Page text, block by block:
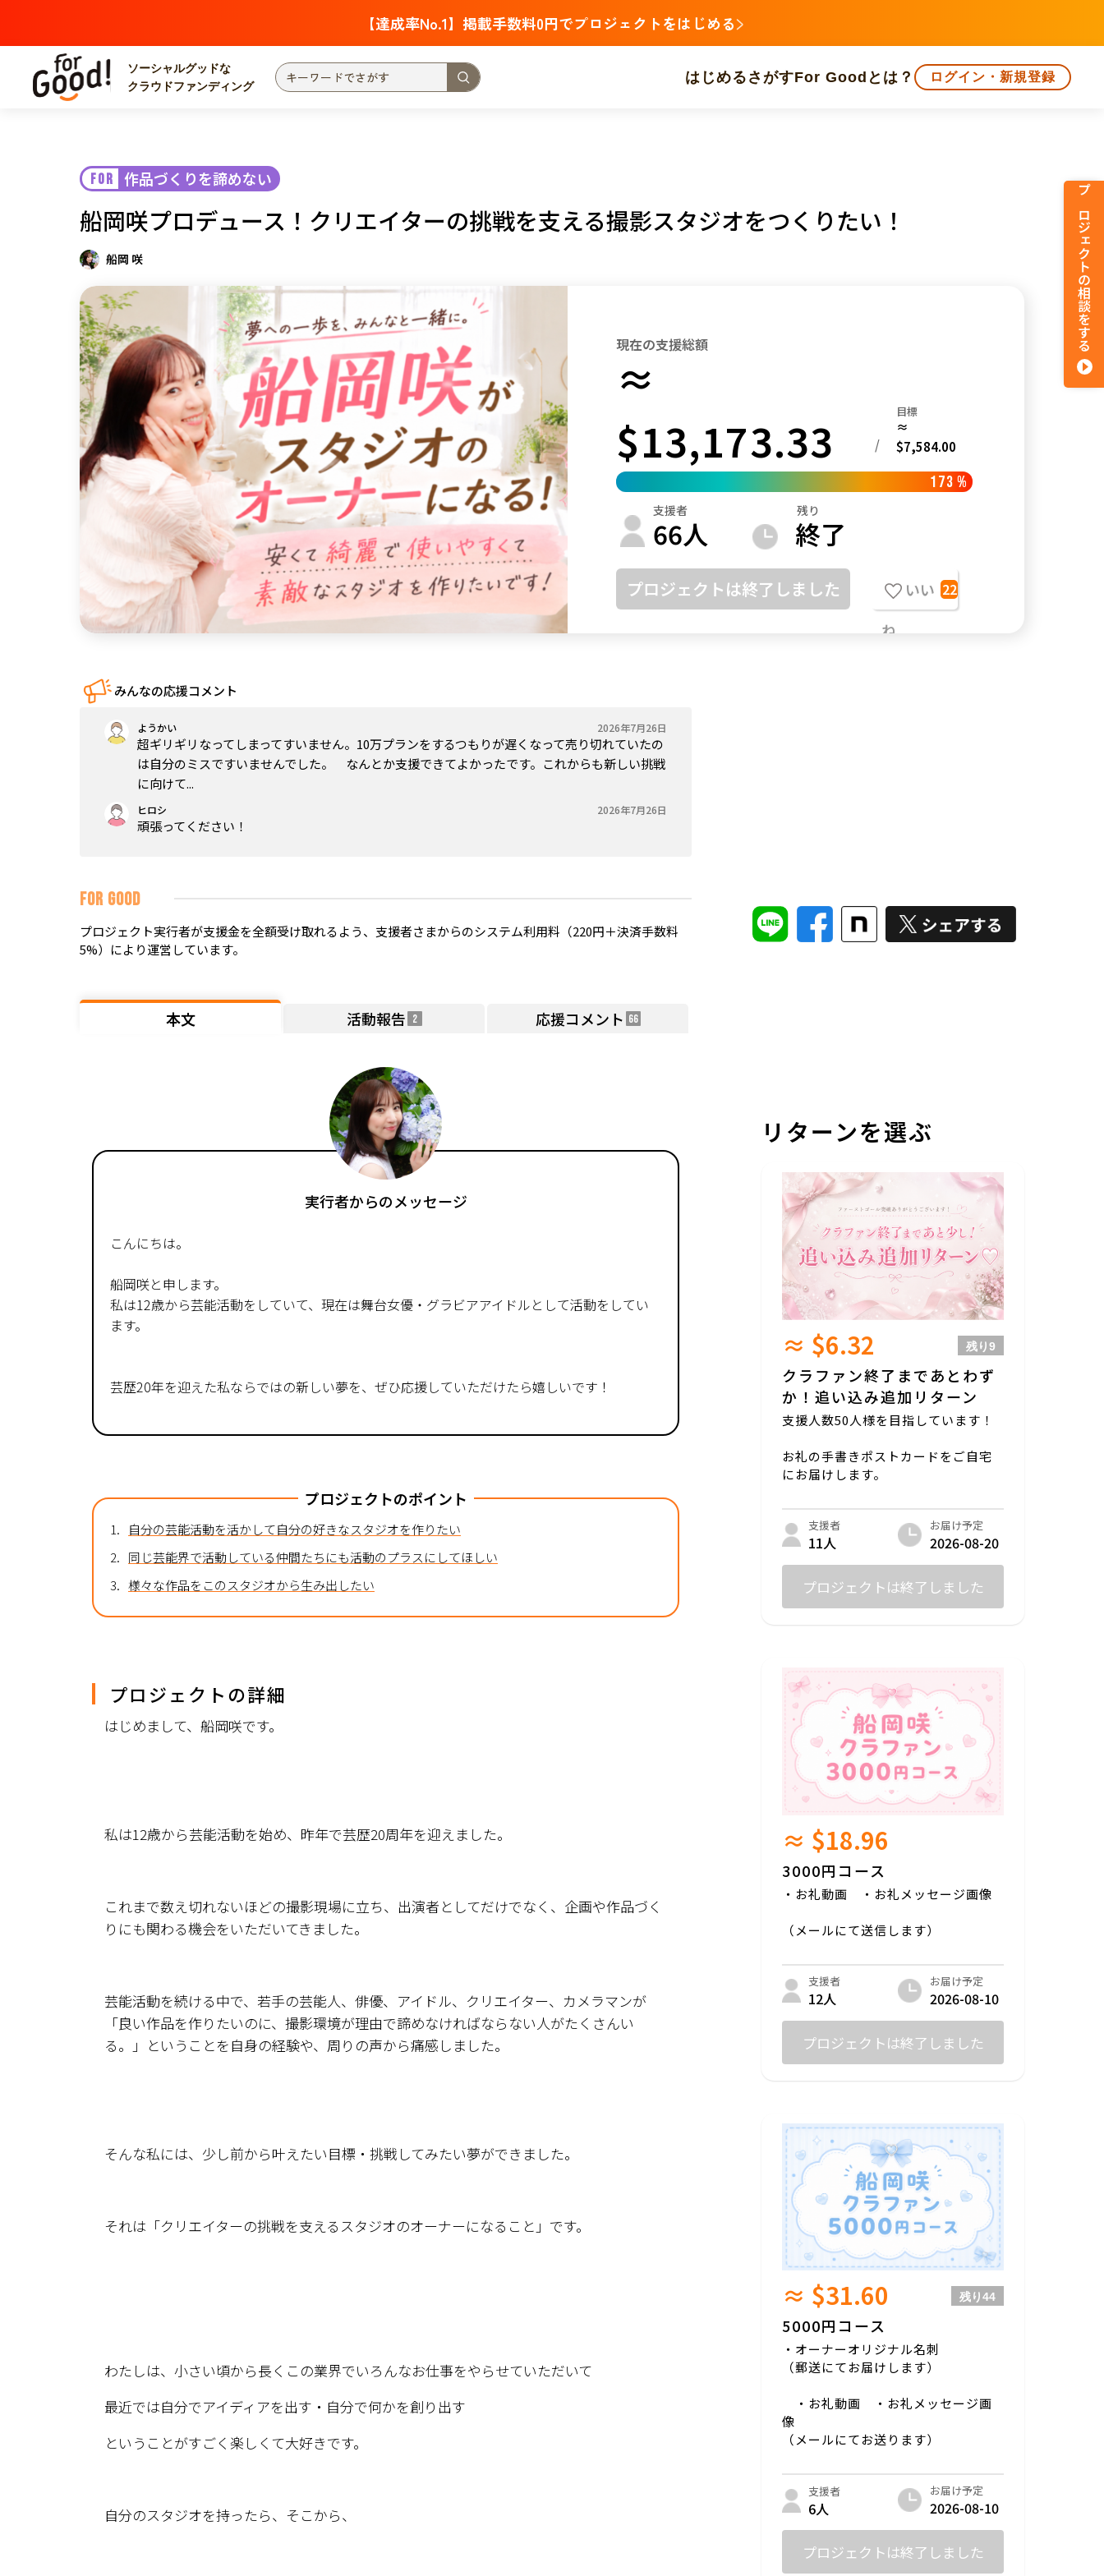
【達成率No.1】掲載手数料0円でプロジェクトをはじめる
ソーシャルグッドな
クラウドファンディング
はじめる さがすFor Goodとは？ ログイン・新規登録
カテゴリーからさがす 国際協力
災害
社会貢献
地域からさがす
関東 茨城 群馬 埼玉 千葉
中部 新潟 富山 石川
近畿 三重 滋賀 京都 大阪 兵庫
中国 鳥取 島根 岡山 広島 山口
四国 徳島 香川 高知
九州・沖縄 福岡 佐賀 長崎 熊本 大分 鹿児島 沖縄
FOR 作品づくりを諦めない
船岡咲プロデュース！クリエイターの挑戦を支える撮影スタジオをつくりたい！
船岡 咲
現在の支援総額
≈
$13,173.33
/
目標
≈
$7,584.00
173 %
支援者
66人
残り
終了
プロジェクトは終了しました
いい
ね
22
みんなの応援コメント
ようかい 2026年7月26日
超ギリギリなってしまってすいません。10万プランをするつもりが遅くなって売り切れていたの
は自分のミスですいませんでした。 なんとか支援できてよかったです。これからも新しい挑戦
に向けて...
ヒロシ 2026年7月26日
頑張ってください！
FOR GOOD
プロジェクト実行者が支援金を全額受け取れるよう、支援者さまからのシステム利用料（220円＋決済手数料
5%）により運営しています。
プロジェクトの相談をする
本文 活動報告 2 応援コメント 66
実行者からのメッセージ
こんにちは。
船岡咲と申します。
私は12歳から芸能活動をしていて、現在は舞台女優・グラビアアイドルとして活動をしてい
ます。
芸歴20年を迎えた私ならではの新しい夢を、ぜひ応援していただけたら嬉しいです！
プロジェクトのポイント
1.
自分の芸能活動を活かして自分の好きなスタジオを作りたい
2. 同じ芸能界で活動している仲間たちにも活動のプラスにしてほしい
3. 様々な作品をこのスタジオから生み出したい
プロジェクトの詳細
はじめまして、船岡咲です。
私は12歳から芸能活動を始め、昨年で芸歴20周年を迎えました。
これまで数え切れないほどの撮影現場に立ち、出演者としてだけでなく、企画や作品づく
りにも関わる機会をいただいてきました。
芸能活動を続ける中で、若手の芸能人、俳優、アイドル、クリエイター、カメラマンが
「良い作品を作りたいのに、撮影環境が理由で諦めなければならない人がたくさんい
る。」ということを自身の経験や、周りの声から痛感しました。
そんな私には、少し前から叶えたい目標・挑戦してみたい夢ができました。
それは「クリエイターの挑戦を支えるスタジオのオーナーになること」です。
わたしは、 小さい頃から長くこの業界でいろんなお仕事をやらせていただいて
最近では自分でアイディアを出す・自分で何かを創り出す
ということがすごく楽しくて大好きです。
自分のスタジオを持ったら、そこから、
リターンを選ぶ
≈ $6.32 残り9
クラファン終了まであとわず
か！追い込み追加リターン
支援人数50人様を目指しています！
お礼の手書きポストカードをご自宅
にお届けします。
支援者
11人
お届け予定
2026-08-20
プロジェクトは終了しました
≈ $18.96
3000円コース
・お礼動画 ・お礼メッセージ画像
（メールにて送信します）
支援者
12人
お届け予定
2026-08-10
プロジェクトは終了しました
≈ $31.60 残り44
5000円コース
・オーナーオリジナル名刺
（郵送にてお届けします）
・お礼動画 ・お礼メッセージ画
像
（メールにてお送ります）
支援者
6人
お届け予定
2026-08-10
プロジェクトは終了しました